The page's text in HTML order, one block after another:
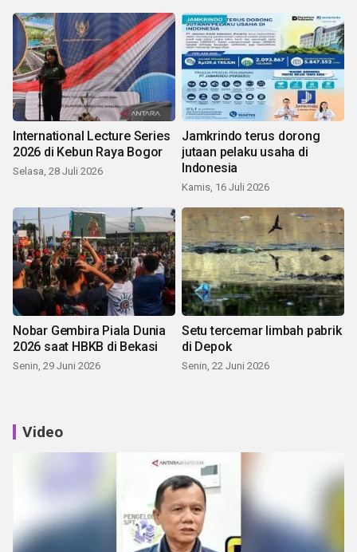
International Lecture Series
2026 di Kebun Raya Bogor
Selasa, 28 Juli 2026
Jamkrindo terus dorong
jutaan pelaku usaha di
Indonesia
Kamis, 16 Juli 2026
Nobar Gembira Piala Dunia
2026 saat HBKB di Bekasi
Senin, 29 Juni 2026
Setu tercemar limbah pabrik
di Depok
Senin, 22 Juni 2026
Video